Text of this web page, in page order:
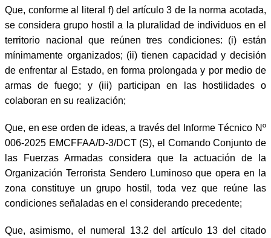
Que, conforme al literal f) del artículo 3 de la norma acotada,
se considera grupo hostil a la pluralidad de individuos en el
territorio nacional que reúnen tres condiciones: (i) están
mínimamente organizados; (ii) tienen capacidad y decisión
de enfrentar al Estado, en forma prolongada y por medio de
armas de fuego; y (iii) participan en las hostilidades o
colaboran en su realización;
Que, en ese orden de ideas, a través del Informe Técnico Nº
006-2025 EMCFFAA/D-3/DCT (S), el Comando Conjunto de
las Fuerzas Armadas considera que la actuación de la
Organización Terrorista Sendero Luminoso que opera en la
zona constituye un grupo hostil, toda vez que reúne las
condiciones señaladas en el considerando precedente;
Que, asimismo, el numeral 13.2 del artículo 13 del citado